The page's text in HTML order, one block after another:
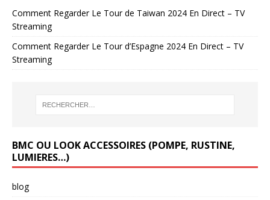
Comment Regarder Le Tour de Taiwan 2024 En Direct – TV
Streaming
Comment Regarder Le Tour d’Espagne 2024 En Direct – TV
Streaming
BMC OU LOOK ACCESSOIRES (POMPE, RUSTINE,
LUMIERES…)
blog